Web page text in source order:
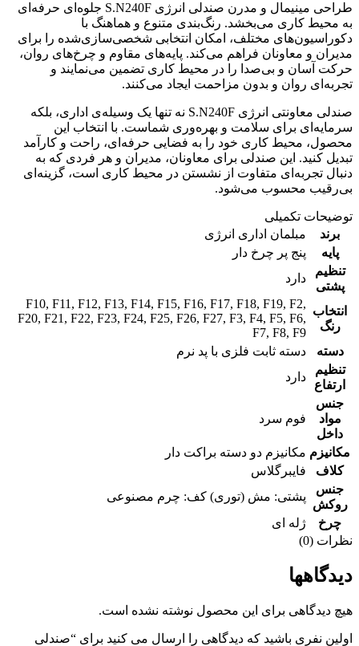
طراحی مینیمال و مدرن صندلی انرژی S.N240F جلوه‌ای حرفه‌ای
به محیط کاری می‌بخشد. رنگ‌بندی متنوع و هماهنگ با
دکوراسیون‌های مختلف، امکان انتخابی شخصی‌سازی‌شده را برای
مدیران و معاونان فراهم می‌کند. پایه‌های مقاوم و چرخ‌های روان،
حرکت آسان و بی‌صدا را در محیط کاری تضمین می‌نمایند و
تجربه‌ای روان و بدون مزاحمت ایجاد می‌کنند.
صندلی معاونتی انرژی S.N240F نه تنها یک وسیله‌ی اداری، بلکه
سرمایه‌ای برای سلامت و بهره‌وری شماست. با انتخاب این
محصول، محیط کاری خود را به فضایی حرفه‌ای، راحت و کارآمد
تبدیل کنید. این صندلی برای معاونان، مدیران و هر فردی که به
دنبال تجربه‌ای متفاوت از نشستن در محیط کاری است، گزینه‌ای
بی‌رقیب محسوب می‌شود.
توضیحات تکمیلی
برند
مبلمان اداری انرژی
پایه
پنج پر چرخ دار
تنظیم
پشتی
دارد
انتخاب
رنگ
F10, F11 , F12, F13, F14, F15, F16, F17, F18, F19, F2,
F20, F21 , F22, F23, F24, F25, F26, F27, F3, F4, F5, F6,
F7, F8, F9
دسته
دسته ثابت فلزی با پد نرم
تنظیم
ارتفاع
دارد
جنس
مواد
داخل
فوم سرد
مکانیزم مکانیزم دو دسته براکت دار
کلاف
فایبرگلاس
جنس
روکش
پشتی: مش (توری) کف: چرم مصنوعی
چرخ
ژله ای
نظرات (0)
دیدگاهها
هیچ دیدگاهی برای این محصول نوشته نشده است.
اولین نفری باشید که دیدگاهی را ارسال می کنید برای “صندلی